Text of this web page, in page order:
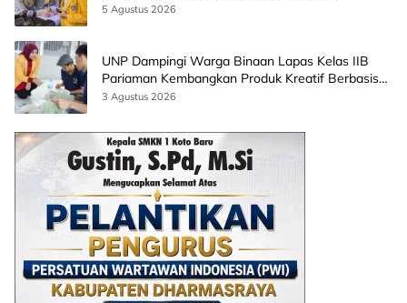
5 Agustus 2026
UNP Dampingi Warga Binaan Lapas Kelas IIB
Pariaman Kembangkan Produk Kreatif Berbasis
AI
3 Agustus 2026